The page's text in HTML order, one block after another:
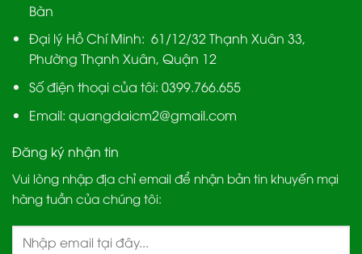
Bàn
Đại lý Hồ Chí Minh: 61/12/32 Thạnh Xuân 33,
Phường Thạnh Xuân, Quận 12
Số điện thoại của tôi: 0399.766.655
Email: quangdaicm2@gmail.com
Đăng ký nhận tin
Vui lòng nhập địa chỉ email để nhận bản tin khuyến mại
hàng tuần của chúng tôi: